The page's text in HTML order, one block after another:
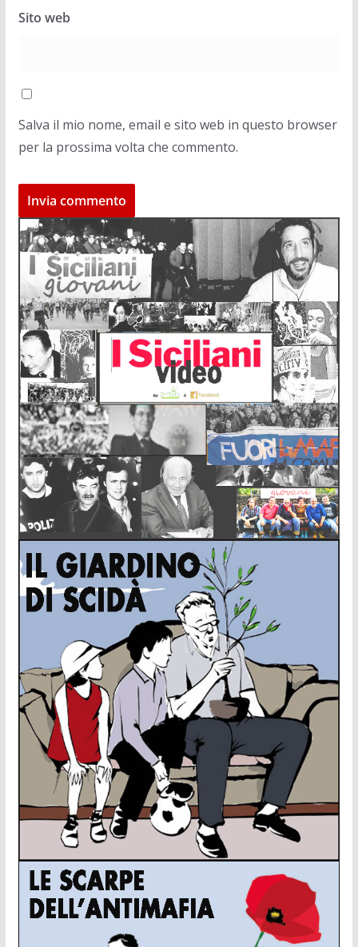
Sito web
Salva il mio nome, email e sito web in questo browser
per la prossima volta che commento.